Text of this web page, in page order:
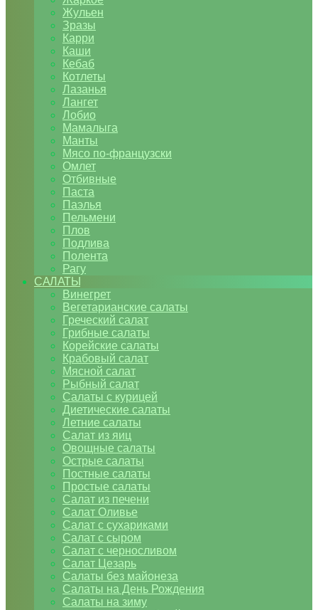
Жульен
Зразы
Карри
Каши
Кебаб
Котлеты
Лазанья
Лангет
Лобио
Мамалыга
Манты
Мясо по-французски
Омлет
Отбивные
Паста
Паэлья
Пельмени
Плов
Подлива
Полента
Рагу
САЛАТЫ
Винегрет
Вегетарианские салаты
Греческий салат
Грибные салаты
Корейские салаты
Крабовый салат
Мясной салат
Рыбный салат
Салаты с курицей
Диетические салаты
Летние салаты
Салат из яиц
Овощные салаты
Острые салаты
Постные салаты
Простые салаты
Салат из печени
Салат Оливье
Салат с сухариками
Салат с сыром
Салат с черносливом
Салат Цезарь
Салаты без майонеза
Салаты на День Рождения
Салаты на зиму